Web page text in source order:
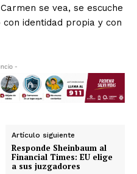
se vea, se escuche
identidad propia y con
-
Artículo siguiente
Responde Sheinbaum al
Financial Times: EU elige
a sus juzgadores